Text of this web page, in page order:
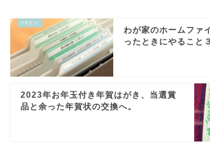
わが家のホームファ
ったときにやること
2023年お年玉付き年賀はがき、当選賞
品と余った年賀状の交換へ。